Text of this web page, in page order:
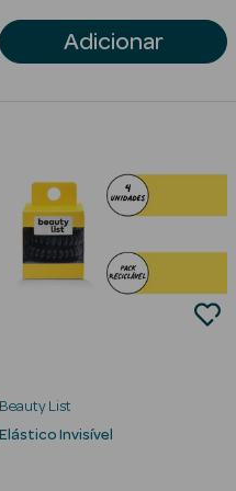
Adicionar
Beauty List
Elástico Invisível